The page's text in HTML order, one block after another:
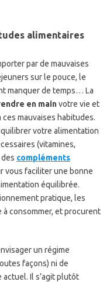
alimentaires
par de mauvaises
sur le pouce, le
manquer de temps… La
en mainvotre vie et
mauvaises habitudes.
votre alimentation
(vitamines,
compléments
vous faciliter une bonne
équilibrée.
pratique, les
consommer, et procurent
un régime
façons) ni de
Il s’agit plutôt